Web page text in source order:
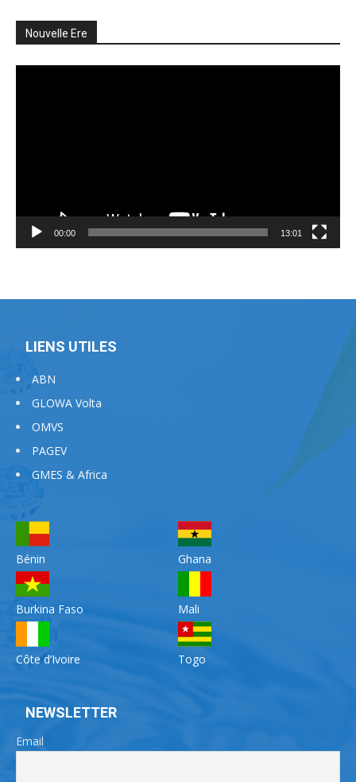
Nouvelle Ere
00:00 13:01
LIENS UTILES
ABN
GLOWA Volta
OMVS
PAGEV
GMES & Africa
Bénin
Burkina Faso
Côte d’Ivoire
Ghana
Mali
Togo
NEWSLETTER
Email